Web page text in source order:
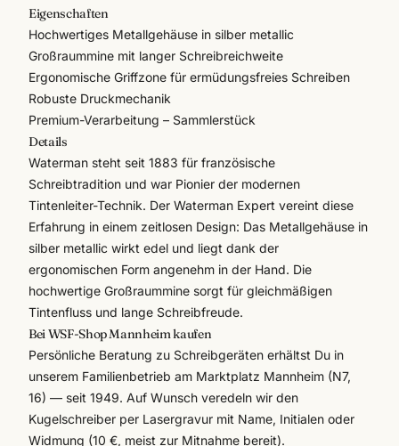
Eigenschaften
Hochwertiges Metallgehäuse in silber metallic
Großraummine mit langer Schreibreichweite
Ergonomische Griffzone für ermüdungsfreies Schreiben
Robuste Druckmechanik
Premium-Verarbeitung – Sammlerstück
Details
Waterman steht seit 1883 für französische
Schreibtradition und war Pionier der modernen
Tintenleiter-Technik. Der Waterman Expert vereint diese
Erfahrung in einem zeitlosen Design: Das Metallgehäuse in
silber metallic wirkt edel und liegt dank der
ergonomischen Form angenehm in der Hand. Die
hochwertige Großraummine sorgt für gleichmäßigen
Tintenfluss und lange Schreibfreude.
Bei WSF-Shop Mannheim kaufen
Persönliche Beratung zu Schreibgeräten erhältst Du in
unserem Familienbetrieb am Marktplatz Mannheim (N7,
16) — seit 1949. Auf Wunsch veredeln wir den
Kugelschreiber per Lasergravur mit Name, Initialen oder
Widmung (10 €, meist zur Mitnahme bereit).